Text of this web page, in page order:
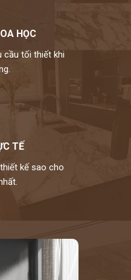
HỌC
cầu tối thiết khi
TẾ
kế sao cho